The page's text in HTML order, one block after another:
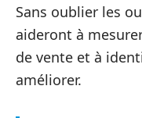
Sans oublier les
aideront à
de vente et à
améliorer.